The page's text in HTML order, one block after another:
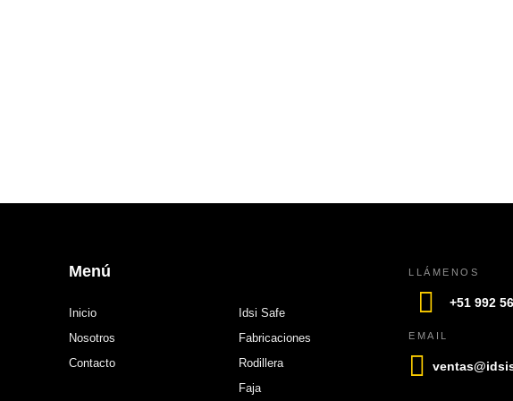
Menú
Inicio
Nosotros
Contacto
Idsi Safe
Fabricaciones
Rodillera
Faja
LLÁMENOS
+51 992
EMAIL